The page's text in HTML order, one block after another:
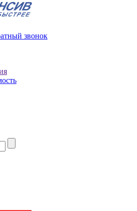
звонок